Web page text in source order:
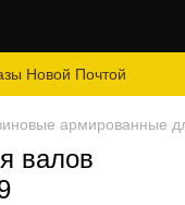
Новой Почтой
армированные
валов